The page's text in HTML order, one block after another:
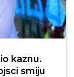
kaznu.
smiju